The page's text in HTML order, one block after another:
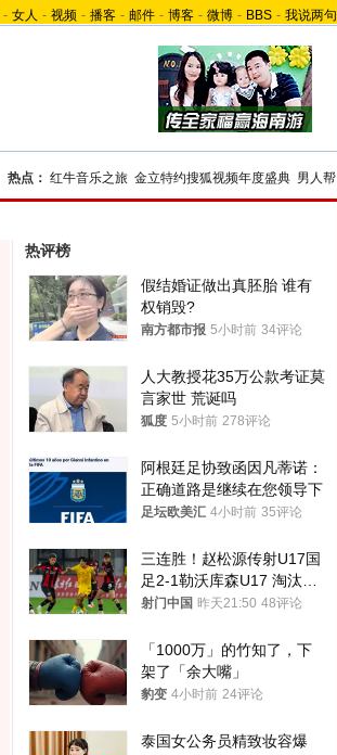
- 女人 - 视频 - 播客 - 邮件 - 博客 - 微博 - BBS - 我说两句
热点： 红牛音乐之旅 金立特约搜狐视频年度盛典 男人帮
热评榜
假结婚证做出真胚胎 谁有
权销毁?
南方都市报 5小时前 34评论
人大教授花35万公款考证莫
言家世 荒诞吗
狐度 5小时前 278评论
阿根廷足协致函因凡蒂诺：
正确道路是继续在您领导下
足坛欧美汇 4小时前 35评论
三连胜！赵松源传射U17国
足2-1勒沃库森U17 淘汰赛
将战河床
射门中国 昨天21:50 48评论
「1000万」的竹知了，下
架了「余大嘴」
豹变 4小时前 24评论
泰国女公务员精致妆容爆